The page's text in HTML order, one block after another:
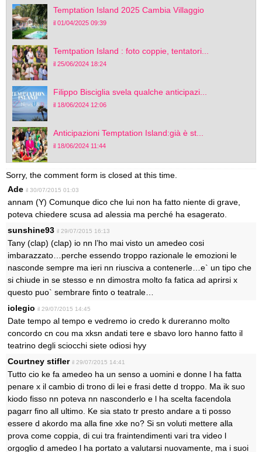
Temptation Island 2025 Cambia Villaggio
il 01/04/2025 09:39
Temtpation Island : foto coppie, tentatori...
il 25/06/2024 18:24
Filippo Bisciglia svela qualche anticipazi...
il 18/06/2024 12:06
Anticipazioni Temptation Island:già è st...
il 18/06/2024 11:44
Sorry, the comment form is closed at this time.
Ade il 30/07/2015 01:03
annam (Y) Comunque dico che lui non ha fatto niente di grave,
poteva chiedere scusa ad alessia ma perché ha esagerato.
sunshine93 il 29/07/2015 16:13
Tany (clap) (clap) io nn l’ho mai visto un amedeo cosi
imbarazzato…perche essendo troppo razionale le emozioni le
nasconde sempre ma ieri nn riusciva a contenerle…e` un tipo che
si chiude in se stesso e nn dimostra molto fa fatica ad aprirsi x
questo puo` sembrare finto o teatrale…
iolegio il 29/07/2015 14:45
Date tempo al tempo e vedremo io credo k dureranno molto
concordo cn cou ma xksn andati tere e sbavo loro hanno fatto il
teatrino degli sciocchi siete odiosi hyy
Courtney stifler il 29/07/2015 14:41
Tutto cio ke fa amedeo ha un senso a uomini e donne l ha fatta
penare x il cambio di trono di lei e frasi dette d troppo. Ma ik suo
kiodo fisso nn poteva nn nasconderlo e l ha scelta facendola
pagarr fino all ultimo. Ke sia stato tr presto andare a ti posso
essere d akordo ma alla fine xke no? Si sn voluti mettere alla
prova come coppia, di cui tra fraintendimenti vari tra video l
orgoglio d amedeo l ha portato a valutarsi nuovamente, ma i suoi